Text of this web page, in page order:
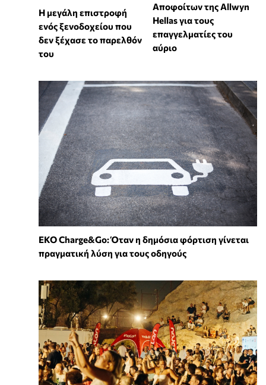
Η μεγάλη επιστροφή
ενός ξενοδοχείου που
δεν ξέχασε το παρελθόν
του
Αποφοίτων της Allwyn
Hellas για τους
επαγγελματίες του
αύριο
EKO Charge&Go: Όταν η δημόσια φόρτιση γίνεται
πραγματική λύση για τους οδηγούς